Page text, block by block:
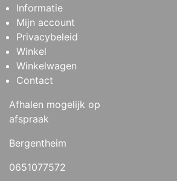
Informatie
Mijn account
Privacybeleid
Winkel
Winkelwagen
Contact
Afhalen mogelijk op
afspraak
Bergentheim
0651077572